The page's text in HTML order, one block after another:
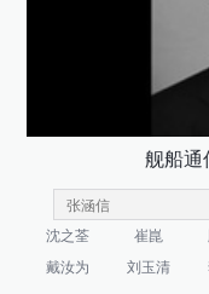
舰船通
沈之荃 崔崑
戴汝为
刘玉清